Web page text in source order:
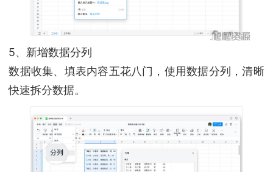
5、新增数据分列
数据收集、填表内容五花八门，使用数据分列，清晰
快速拆分数据。